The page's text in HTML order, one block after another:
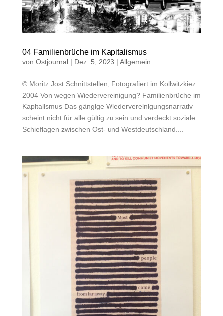
04 Familienbrüche im Kapitalismus
von Ostjournal| Dez. 5, 2023 | Allgemein
© Moritz Jost Schnittstellen, Fotografiert im Kollwitzkiez
2004 Von wegen Wiedervereinigung? Familienbrüche im
Kapitalismus Das gängige Wiedervereinigungsnarrativ
scheint nicht für alle gültig zu sein und verdeckt soziale
Schieflagen zwischen Ost- und Westdeutschland....